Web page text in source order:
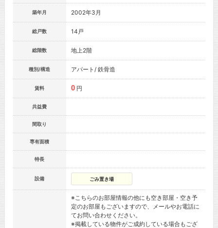
築年月 2002年3月
総戸数 14戸
総階数 地上2階
種別/構造 アパート/ 鉄骨造
賃料 0 円
共益費
間取り
専有面積
特長
設備 ごみ置き場
※こちらのお部屋情報の他にも空き部屋・空き予
定のお部屋もございますので、メールやお電話に
てお問い合わせください。
※掲載している物件がご成約している場合もござ